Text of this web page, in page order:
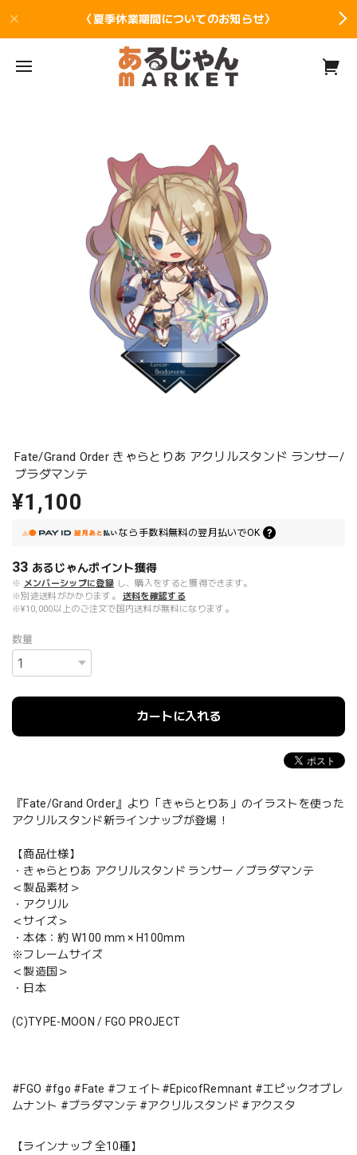
〈夏季休業期間についてのお知らせ〉
Fate/Grand Order きゃらとりあ アクリルスタンド ランサー/
ブラダマンテ
¥1,100
なら 手数料無料の翌月払いでOK
33 あるじゃんポイント獲得
※ メンバーシップに登録 し、購入をすると獲得できます。
※別途送料がかかります。
送料を確認する
※¥10,000以上のご注文で国内送料が無料になります。
数量
カートに入れる
『Fate/Grand Order』より「きゃらとりあ」のイラストを使った
アクリルスタンド新ラインナップが登場！
【商品仕様】
・きゃらとりあ アクリルスタンド ランサー／ブラダマンテ
＜製品素材＞
・アクリル
＜サイズ＞
・本体：約 W100 mm × H100mm
※フレームサイズ
＜製造国＞
・日本
(C)TYPE-MOON / FGO PROJECT
#FGO #fgo #Fate #フェイト#EpicofRemnant #エピックオブレ
ムナント #ブラダマンテ #アクリルスタンド #アクスタ
【ラインナップ 全10種】